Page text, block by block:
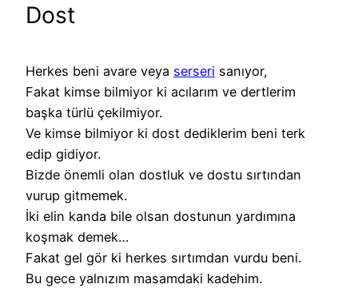
Dost
Herkes beni avare veya serseri sanıyor,
Fakat kimse bilmiyor ki acılarım ve dertlerim
başka türlü çekilmiyor.
Ve kimse bilmiyor ki dost dediklerim beni terk
edip gidiyor.
Bizde önemli olan dostluk ve dostu sırtından
vurup gitmemek.
İki elin kanda bile olsan dostunun yardımına
koşmak demek…
Fakat gel gör ki herkes sırtımdan vurdu beni.
Bu gece yalnızım masamdaki kadehim.